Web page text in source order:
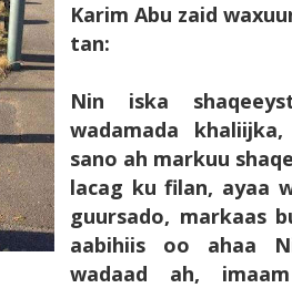
Karim Abu zaid
tan:
Nin iska
wadamada
sano ah markuu
lacag ku filan, ayaa
guursado, markaas
aabihiis oo ahaa
wadaad ah,